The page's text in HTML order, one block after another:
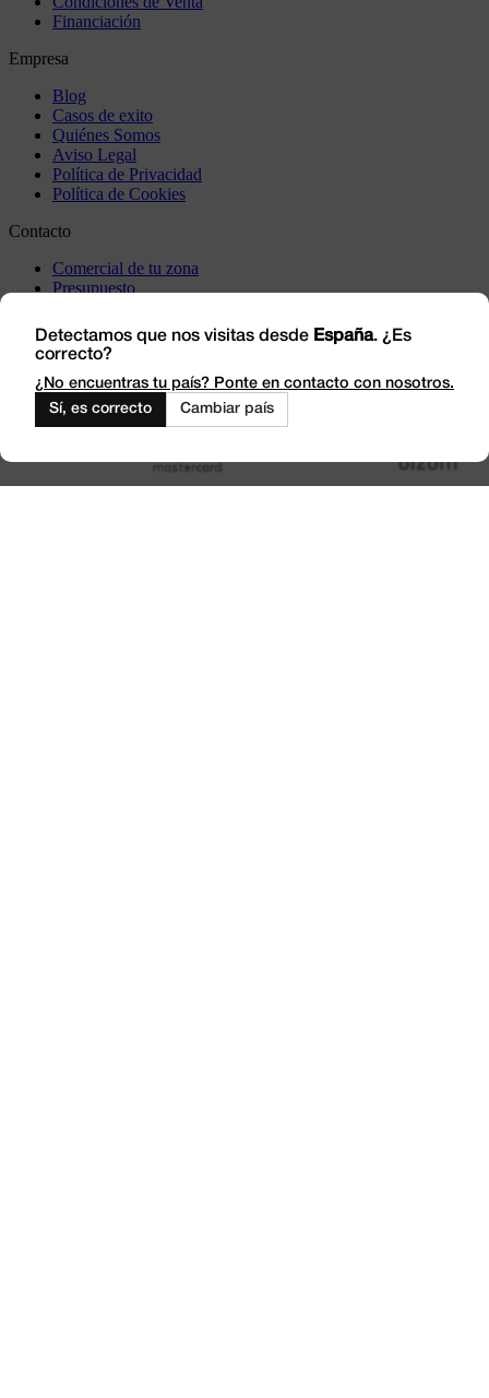
Financiación
Empresa
Blog
Casos de exito
Quiénes Somos
Aviso Legal
Política de Privacidad
Política de Cookies
Contacto
Comercial de tu zona
Presupuesto
Visítanos
Trabaja con Nosotros
Outlet
Detectamos que nos visitas desde España. ¿Es
correcto?
¿No encuentras tu país? Ponte en contacto con nosotros.
Sí, es correcto
Cambiar país